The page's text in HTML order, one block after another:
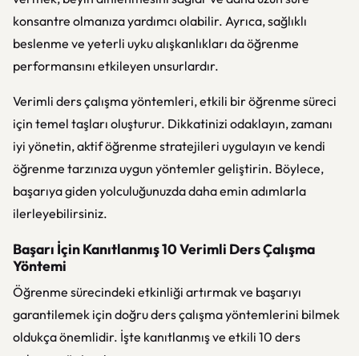
konsantre olmanıza yardımcı olabilir. Ayrıca, sağlıklı
beslenme ve yeterli uyku alışkanlıkları da öğrenme
performansını etkileyen unsurlardır.
Verimli ders çalışma yöntemleri, etkili bir öğrenme süreci
için temel taşları oluşturur. Dikkatinizi odaklayın, zamanı
iyi yönetin, aktif öğrenme stratejileri uygulayın ve kendi
öğrenme tarzınıza uygun yöntemler geliştirin. Böylece,
başarıya giden yolculuğunuzda daha emin adımlarla
ilerleyebilirsiniz.
Başarı İçin Kanıtlanmış 10 Verimli Ders Çalışma
Yöntemi
Öğrenme sürecindeki etkinliği artırmak ve başarıyı
garantilemek için doğru ders çalışma yöntemlerini bilmek
oldukça önemlidir. İşte kanıtlanmış ve etkili 10 ders